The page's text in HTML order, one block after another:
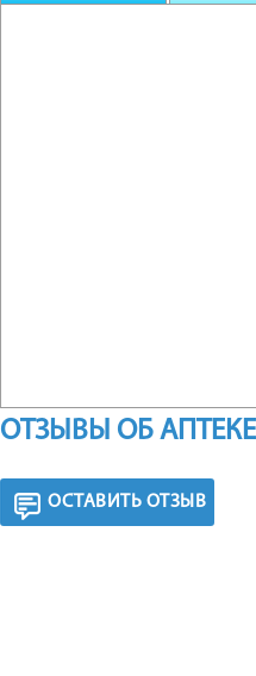
ОТЗЫВЫ ОБ
ОСТАВИТЬ ОТЗЫВ